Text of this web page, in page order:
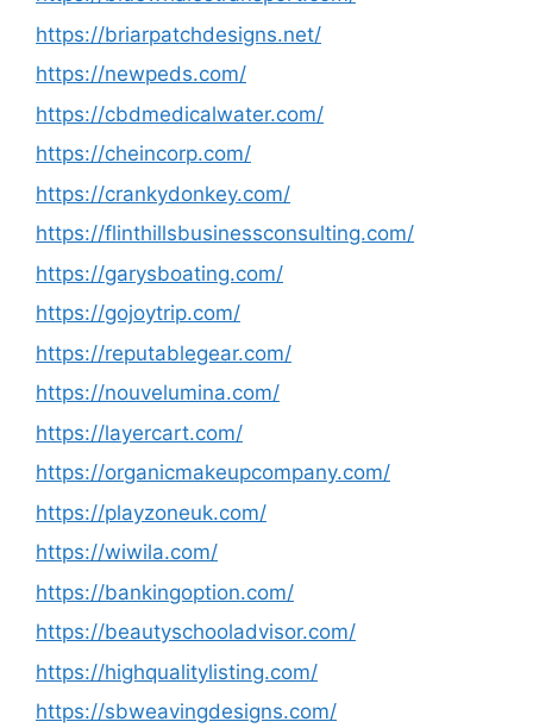
https://briarpatchdesigns.net/
https://newpeds.com/
https://cbdmedicalwater.com/
https://cheincorp.com/
https://crankydonkey.com/
https://flinthillsbusinessconsulting.com/
https://garysboating.com/
https://gojoytrip.com/
https://reputablegear.com/
https://nouvelumina.com/
https://layercart.com/
https://organicmakeupcompany.com/
https://playzoneuk.com/
https://wiwila.com/
https://bankingoption.com/
https://beautyschooladvisor.com/
https://highqualitylisting.com/
https://sbweavingdesigns.com/